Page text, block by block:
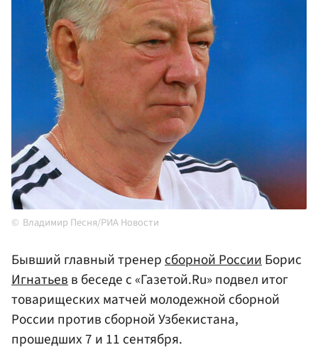
Владимир Песня/РИА Новости
Бывший главный тренерсборной РоссииБорис
Игнатьевв беседе с «Газетой.Ru» подвел итог
товарищеских матчей молодежной сборной
России против сборной Узбекистана,
прошедших 7 и 11 сентября.